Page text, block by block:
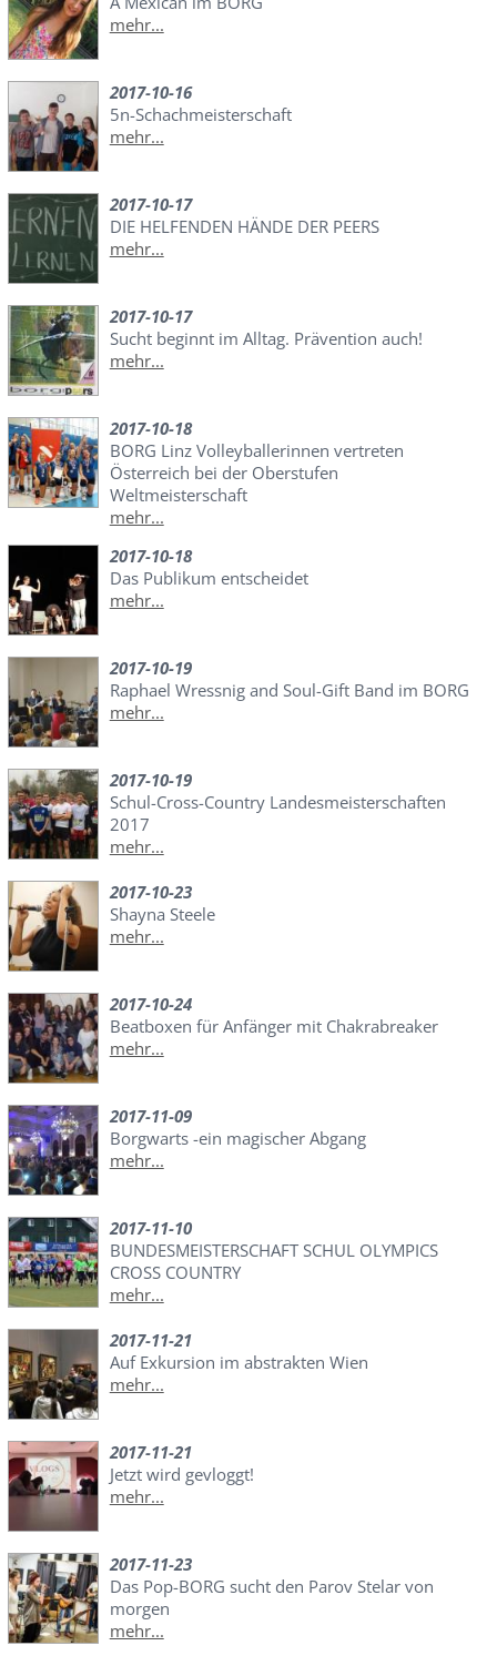
mehr...
2017-10-16
5n-Schachmeisterschaft
mehr...
2017-10-17
DIE HELFENDEN HÄNDE DER PEERS
mehr...
2017-10-17
Sucht beginnt im Alltag. Prävention auch!
mehr...
2017-10-18
BORG Linz Volleyballerinnen vertreten
Österreich bei der Oberstufen
Weltmeisterschaft
mehr...
2017-10-18
Das Publikum entscheidet
mehr...
2017-10-19
Raphael Wressnig and Soul-Gift Band im BORG
mehr...
2017-10-19
Schul-Cross-Country Landesmeisterschaften
2017
mehr...
2017-10-23
Shayna Steele
mehr...
2017-10-24
Beatboxen für Anfänger mit Chakrabreaker
mehr...
2017-11-09
Borgwarts -ein magischer Abgang
mehr...
2017-11-10
BUNDESMEISTERSCHAFT SCHUL OLYMPICS
CROSS COUNTRY
mehr...
2017-11-21
Auf Exkursion im abstrakten Wien
mehr...
2017-11-21
Jetzt wird gevloggt!
mehr...
2017-11-23
Das Pop-BORG sucht den Parov Stelar von
morgen
mehr...